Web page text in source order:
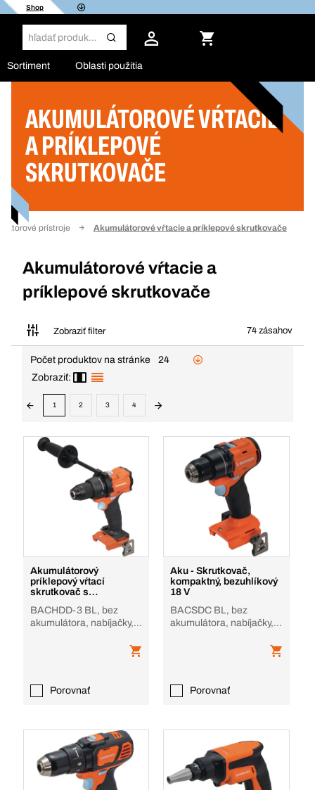
Shop
Sortiment Oblasti použitia
AKUMULÁTOROVÉ VŔTACIE
A PRÍKLEPOVÉ
SKRUTKOVAČE
prístroje Akumulátorové vŕtacie a príklepové skrutkovače
Akumulátorové vŕtacie a
príklepové skrutkovače
Zobraziť filter 74 zásahov
Filter
Počet produktov na stránke
24
Zobraziť:
1 2 3 4
Akumulátorový
príklepový vŕtací
skrutkovač s
18 V
BACHDD-3 BL, bez
akumulátora, nabíjačky, v
Porovnať
Aku - Skrutkovač,
kompaktný, bezuhlíkový
18 V
BACSDC BL, bez
akumulátora, nabíjačky, v
Porovnať